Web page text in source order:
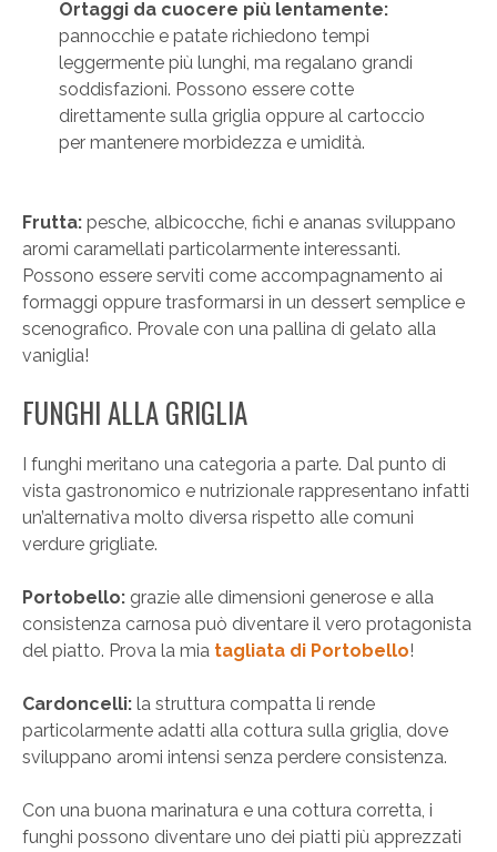
Ortaggi da cuocere più lentamente:
pannocchie e patate richiedono tempi
leggermente più lunghi, ma regalano grandi
soddisfazioni. Possono essere cotte
direttamente sulla griglia oppure al cartoccio
per mantenere morbidezza e umidità.
Frutta: pesche, albicocche, fichi e ananas sviluppano
aromi caramellati particolarmente interessanti.
Possono essere serviti come accompagnamento ai
formaggi oppure trasformarsi in un dessert semplice e
scenografico. Provale con una pallina di gelato alla
vaniglia!
FUNGHI ALLA GRIGLIA
I funghi meritano una categoria a parte. Dal punto di
vista gastronomico e nutrizionale rappresentano infatti
un’alternativa molto diversa rispetto alle comuni
verdure grigliate.
Portobello: grazie alle dimensioni generose e alla
consistenza carnosa può diventare il vero protagonista
del piatto. Prova la mia tagliata di Portobello!
Cardoncelli: la struttura compatta li rende
particolarmente adatti alla cottura sulla griglia, dove
sviluppano aromi intensi senza perdere consistenza.
Con una buona marinatura e una cottura corretta, i
funghi possono diventare uno dei piatti più apprezzati